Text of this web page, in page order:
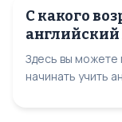
С какого
Здесь вы можете
начинать учить